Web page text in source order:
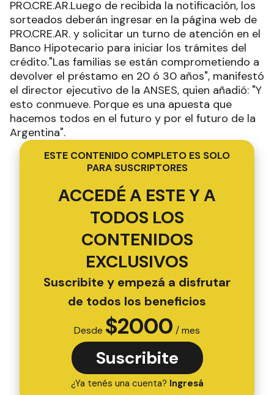
PRO.CRE.AR.Luego de recibida la notificación, los
sorteados deberán ingresar en la página web de
PRO.CRE.AR. y solicitar un turno de atención en el
Banco Hipotecario para iniciar los trámites del
crédito."Las familias se están comprometiendo a
devolver el préstamo en 20 ó 30 años", manifestó
el director ejecutivo de la ANSES, quien añadió: "Y
esto conmueve. Porque es una apuesta que
hacemos todos en el futuro y por el futuro de la
Argentina".
ESTE CONTENIDO COMPLETO ES SOLO
PARA SUSCRIPTORES
ACCEDÉ A ESTE Y A
TODOS LOS
CONTENIDOS
EXCLUSIVOS
Suscribite y empezá a disfrutar
de todos los beneficios
Desde $2000 / mes
Suscribite
¿Ya tenés una cuenta? Ingresá